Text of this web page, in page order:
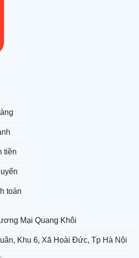
tiền
toán
Mại Quang Khôi
Khu 6, Xã Hoài Đức, Tp Hà Nội